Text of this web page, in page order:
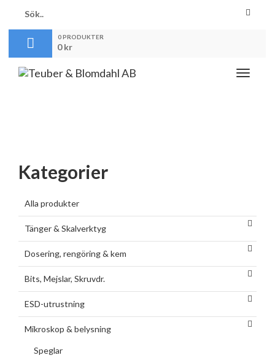
0 PRODUKTER
0kr
Toggle
Kategorier
Alla produkter
Tänger & Skalverktyg
Dosering, rengöring & kem
Bits, Mejslar, Skruvdr.
ESD-utrustning
Mikroskop & belysning
Speglar